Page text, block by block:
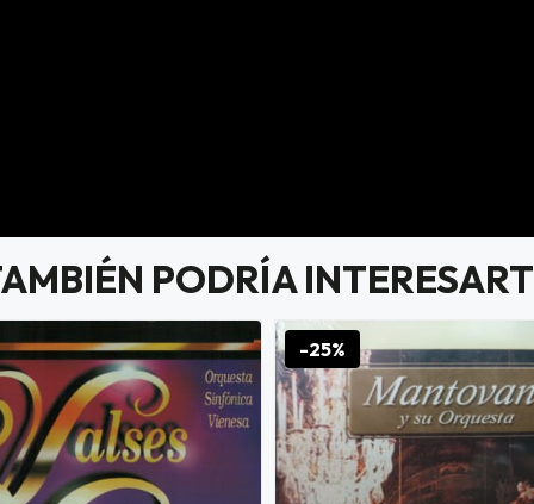
PODRÍA
-25%